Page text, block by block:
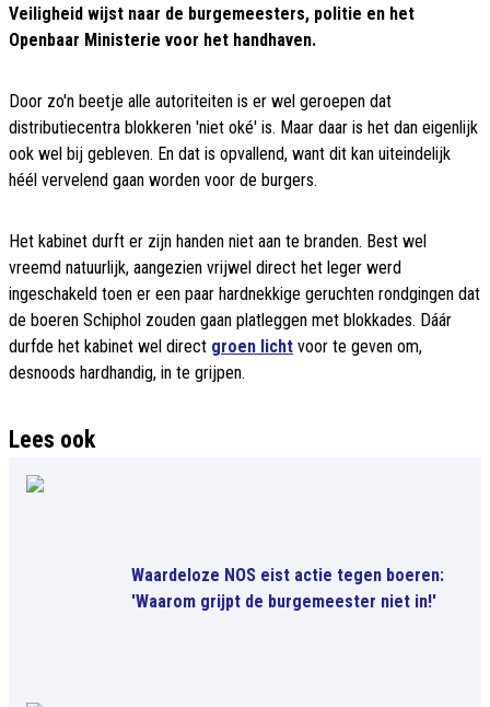
Veiligheid wijst naar de burgemeesters, politie en het
Openbaar Ministerie voor het handhaven.
Door zo'n beetje alle autoriteiten is er wel geroepen dat
distributiecentra blokkeren 'niet oké' is. Maar daar is het dan eigenlijk
ook wel bij gebleven. En dat is opvallend, want dit kan uiteindelijk
héél vervelend gaan worden voor de burgers.
Het kabinet durft er zijn handen niet aan te branden. Best wel
vreemd natuurlijk, aangezien vrijwel direct het leger werd
ingeschakeld toen er een paar hardnekkige geruchten rondgingen dat
de boeren Schiphol zouden gaan platleggen met blokkades. Dáár
durfde het kabinet wel direct groen licht voor te geven om,
desnoods hardhandig, in te grijpen.
Lees ook
Waardeloze NOS eist actie tegen boeren:
'Waarom grijpt de burgemeester niet in!'